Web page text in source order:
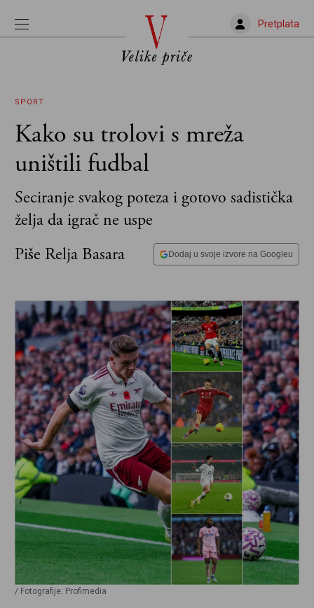
Pretplata
SPORT
Kako su trolovi s mreža
uništili fudbal
Seciranje svakog poteza i gotovo sadistička
želja da igrač ne uspe
Piše Relja Basara
Dodaj u svoje izvore na Googleu
/ Fotografije: Profimedia